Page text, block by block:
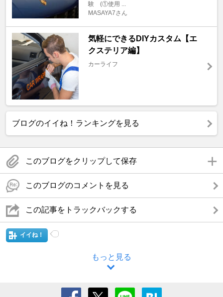
験 (①使用 ...
MASAYA7さん
気軽にできるDIYカスタム【エ
クステリア編】
カーライフ
ブログのイイね！ランキングを見る
このブログをクリップして保存
このブログのコメントを見る
この記事をトラックバックする
イイね！
もっと見る